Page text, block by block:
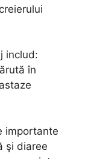
includ:
în
importante
şi diaree